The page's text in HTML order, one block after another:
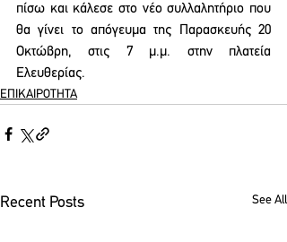
πίσω και κάλεσε στο νέο συλλαλητήριο που
θα γίνει το απόγευμα της Παρασκευής 20
Οκτώβρη, στις 7 μ.μ. στην πλατεία
Ελευθερίας.
ΕΠΙΚΑΙΡΟΤΗΤΑ
Recent Posts See All